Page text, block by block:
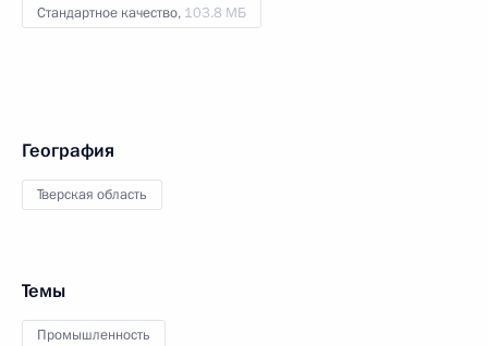
Стандартное качество, 103.8 МБ
География
Тверская область
Темы
Промышленность